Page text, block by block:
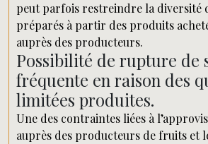
peut parfois restreindre la diversité
préparés à partir des produits
auprès des producteurs.
Possibilité de rupture de
fréquente en raison des
limitées produites.
Une des contraintes liées à
auprès des producteurs de fruits et